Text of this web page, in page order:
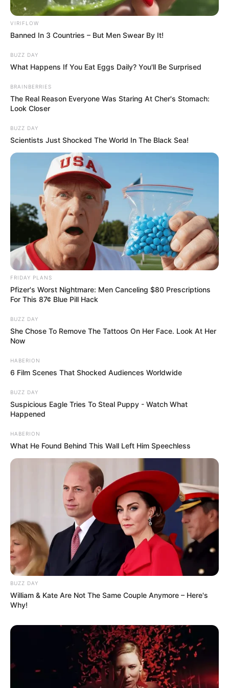
Orbán Viktor jelenléte ezért sportpolitikai
szempontból is szimbolikus: olyan eseményen lesz
ott, amelynek megrendezéséért korábbi
kormányzása alatt sokat dolgozott a magyar
sportdiplomácia.
Magyar Péter házigazda miniszterelnökként lesz
jelen
Magyar Péter részvétele szintén protokollárisan
érthető, hiszen a rendező ország hivatalban lévő
miniszterelnökeként természetes, hogy ott legyen a
döntőn. A Bajnokok Ligája fináléja nem csupán
sportesemény, hanem kiemelt nemzetközi
diplomáciai rendezvény is, amelyre európai
sportvezetők, klubvezetők, politikusok és üzleti
szereplők érkeznek Budapestre.
A döntő hatalmas figyelmet irányít
Magyarországra. A külföldi szurkolók, vendégek és
médiastábok miatt a főváros napokra az európai
futball központjává válik. Egy ilyen eseményen a
jelenlegi belpolitikai helyzetben mégis különös
súlyt kap.
Magyar Péter számára a döntő alkalom lehet arra,
vendéglátó Magyarország képét mutassa. Közben
viszont minden szem azt figyelheti, hogy lesz-e
PSG–Arsenal: sporttörténelmi este Budapesten
A pályán közben óriási rangadó várható. A
címvédő PSG az Arsenal ellen lép pályára, a
döntőnek pedig a Puskás Aréna ad otthont. A
Reuters előzetese szerint az Arsenal komoly
önbizalommal érkezik a fináléba, miközben a PSG
támadójátéka is hatalmas kihívást jelenthet az
angol csapatnak.
A döntő nemcsak a két klub szurkolói számára
különleges, hanem Magyarország számára is.
világszerte milliók követnek, és amely hatalmas
turisztikai, gazdasági és presztízsértékkel bír.
A magyar közönség számára azonban a sport
VIRIFLOW
Banned In 3 Countries – But Men Swear By It!
BUZZ DAY
What Happens If You Eat Eggs Daily? You'll Be Surprised
BRAINBERRIES
The Real Reason Everyone Was Staring At Cher's Stomach:
Look Closer
BUZZ DAY
Scientists Just Shocked The World In The Black Sea!
FRIDAY PLANS
Pfizer's Worst Nightmare: Men Canceling $80 Prescriptions
For This 87¢ Blue Pill Hack
BUZZ DAY
She Chose To Remove The Tattoos On Her Face. Look At Her
Now
HABERION
6 Film Scenes That Shocked Audiences Worldwide
BUZZ DAY
Suspicious Eagle Tries To Steal Puppy - Watch What
Happened
HABERION
What He Found Behind This Wall Left Him Speechless
BUZZ DAY
William & Kate Are Not The Same Couple Anymore – Here's
Why!